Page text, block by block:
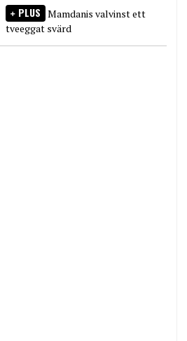
PLUS Mamdanis valvinst ett
tveeggat svärd